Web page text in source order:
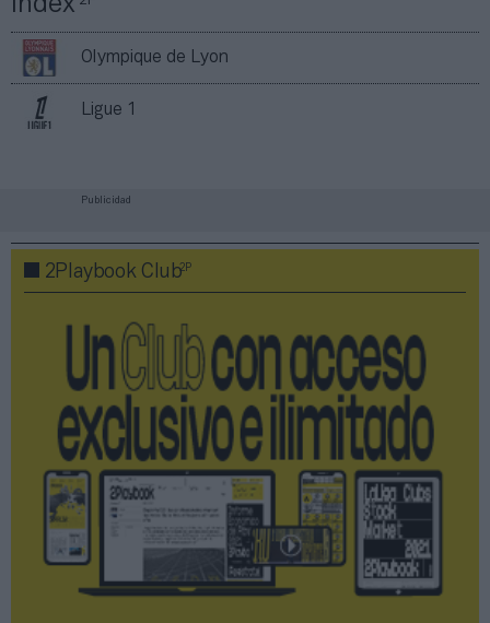
Índex
Olympique de Lyon
Ligue 1
Publicidad
2Playbook Club2P